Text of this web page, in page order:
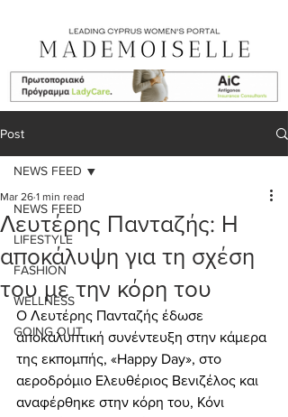
Post
NEWS FEED
LIFESTYLE
FASHION
WELLNESS
GOING OUT
NEWS FEED
Λευτέρης Πανταζής: Η
αποκάλυψη για τη σχέση
του με την κόρη του
Mar 26 1 min read
Ο Λευτέρης Πανταζής έδωσε
αποκαλυπτική συνέντευξη στην κάμερα
της εκπομπής, «Happy Day», στο
αεροδρόμιο Ελευθέριος Βενιζέλος και
αναφέρθηκε στην κόρη του, Κόνι